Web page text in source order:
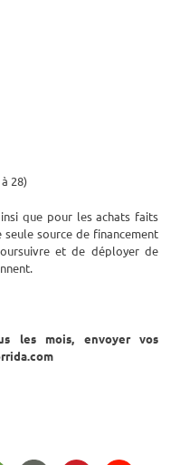
28)
que pour les achats faits
source de financement
et de déployer de
les mois, envoyer vos